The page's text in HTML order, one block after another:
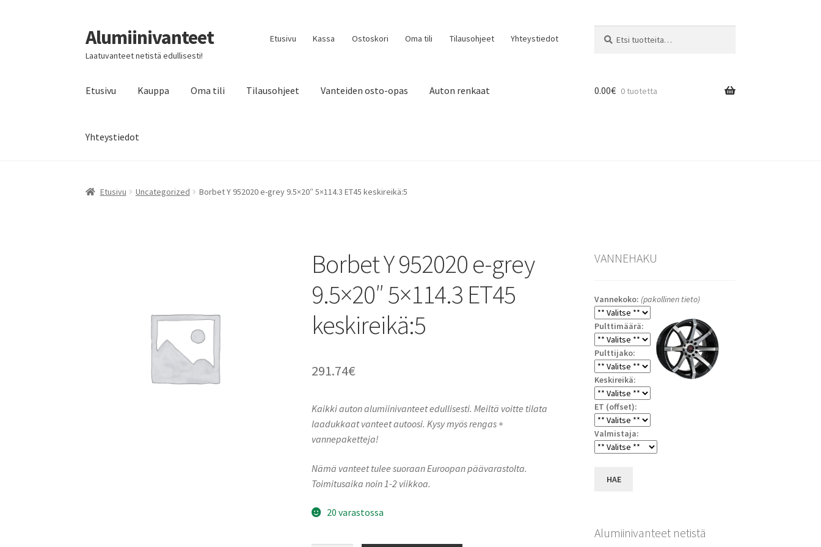
Siirry
navigointiin
Siirry
sisältöön
Alumiinivanteet
Laatuvanteet netistä edullisesti!
Etusivu Kassa Ostoskori Oma tili Tilausohjeet Yhteystiedot
Etusivu Kauppa Oma tili Tilausohjeet Vanteiden osto-opas Auton renkaat
Yhteystiedot
0.00€ 0 tuotetta
Etusivu Uncategorized Borbet Y 952020 e-grey 9.5×20″ 5×114.3 ET45 keskireikä:5
Borbet Y 952020 e-grey
9.5×20″ 5×114.3 ET45
keskireikä:5
291.74€
Kaikki auton alumiinivanteet edullisesti. Meiltä voitte tilata
laadukkaat vanteet autoosi. Kysy myös rengas +
vannepaketteja!
Nämä vanteet tulee suoraan Euroopan päävarastolta.
Toimitusaika noin 1-2 viikkoa.
20 varastossa
VANNEHAKU
Vannekoko: (pakollinen tieto)
Pulttimäärä:
Pulttijako:
Keskireikä:
ET (offset):
Valmistaja:
HAE
Alumiinivanteet netistä